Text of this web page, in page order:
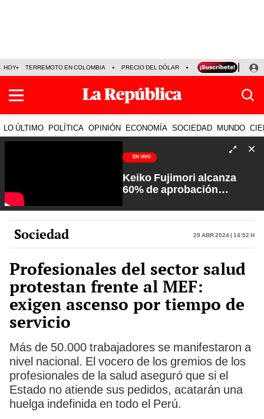
HOY TERREMOTO EN COLOMBIA PRECIO DEL DÓLAR KEIKO FUJIMORI
LO ÚLTIMO POLÍTICA OPINIÓN ECONOMÍA SOCIEDAD MUNDO
EN VIVO
Keiko Fujimori alcanza
60% de aprobación
Rosa María Palacios
Sociedad 29 Abr 2024 | 14:52 h
Profesionales del sector salud
protestan frente al MEF:
exigen ascenso por tiempo de
servicio
Más de 50.000 trabajadores se manifestaron a
nivel nacional. El vocero de los gremios de los
profesionales de la salud aseguró que si el
Estado no atiende sus pedidos, acatarán una
huelga indefinida en todo el Perú.